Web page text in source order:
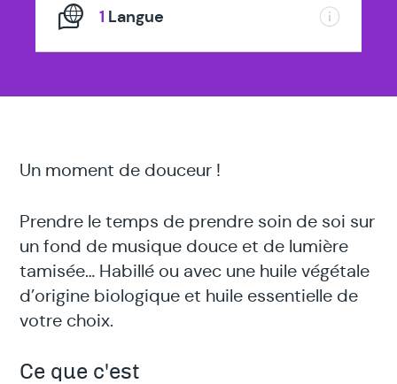
1 Langue
Un moment de douceur !
Prendre le temps de prendre soin de soi sur
un fond de musique douce et de lumière
tamisée… Habillé ou avec une huile végétale
d’origine biologique et huile essentielle de
votre choix.
Ce que c'est